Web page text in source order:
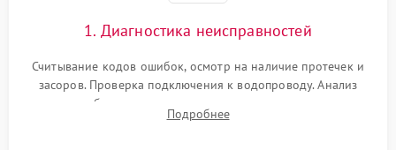
1. Диагностика неисправностей
Считывание кодов ошибок, осмотр на наличие протечек и
засоров. Проверка подключения к водопроводу. Анализ
жалоб на отсутствие слива, нагрева, вращения
разбрызгивателей или срабатывание системы защиты
Подробнее